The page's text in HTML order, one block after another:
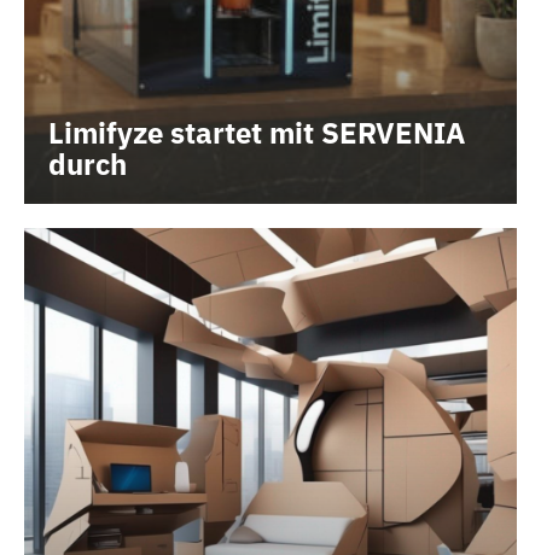
Limifyze startet mit SERVENIA
durch